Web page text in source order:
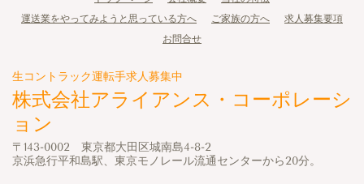
運送業をやってみようと思っている方へ
ご家族の方へ
求人募集要項
お問合せ
生コントラック運転手求人募集中
株式会社アライアンス・コーポレーシ
ョン
〒143-0002 東京都大田区城南島4-8-2
京浜急行平和島駅、東京モノレール流通センターから20分。